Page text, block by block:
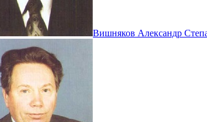
Вишняков Александр